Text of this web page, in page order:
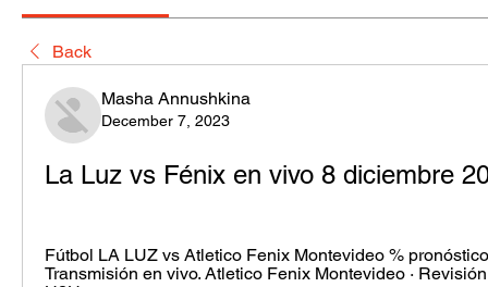
Back
Masha Annushkina
December 7, 2023
La Luz vs Fénix en vivo 8 diciembre
Fútbol LA LUZ vs Atletico Fenix Montevideo %
Transmisión en vivo. Atletico Fenix Montevideo ·